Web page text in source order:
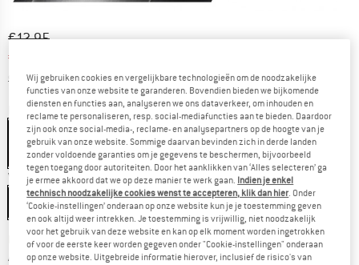
Oorspronkelijke prijs :
€12,95
Prijs:
€
excl. VerzendkostenInformatie over de verzendkosten. Opent in een
Kleur:Black
Black
-35%
Variant:27,5'' - 54/75-584 - SV 40 mm
27,5'' - 54/75-584 - SV 40 mm
Levertijd: 3-5 werkdagenDe link wordt geopend in een infovak en bevat
Aantal:
Wij gebruiken cookies en vergelijkbare technologieën om de noodzakelijke
functies van onze website te garanderen. Bovendien bieden we bijkomende
diensten en functies aan, analyseren we ons dataverkeer, om inhouden en
reclame te personaliseren, resp. social-mediafuncties aan te bieden. Daardoor
zijn ook onze social-media-, reclame- en analysepartners op de hoogte van je
gebruik van onze website. Sommige daarvan bevinden zich in derde landen
zonder voldoende garanties om je gegevens te beschermen, bijvoorbeeld
tegen toegang door autoriteiten. Door het aanklikken van ‘Alles selecteren’ ga
je ermee akkoord dat we op deze manier te werk gaan. Indien je enkel
technisch noodzakelijke cookies wenst te accepteren, klik dan hier . Onder
‘Cookie-instellingen’ onderaan op onze website kun je je toestemming geven
en ook altijd weer intrekken. Je toestemming is vrijwillig, niet noodzakelijk
voor het gebruik van deze website en kan op elk moment worden ingetrokken
of voor de eerste keer worden gegeven onder "Cookie-instellingen" onderaan
op onze website. Uitgebreide informatie hierover, inclusief de risico's van